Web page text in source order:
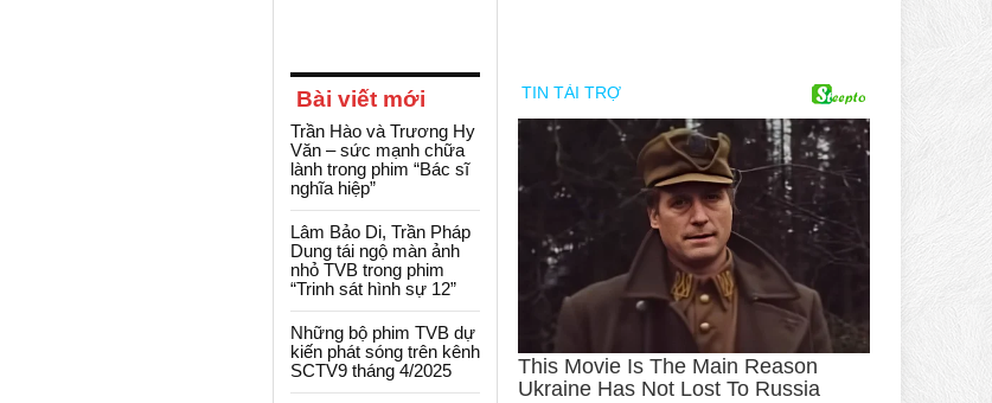
Bài viết mới
Trần Hào và Trương Hy
Văn – sức mạnh chữa
lành trong phim “Bác sĩ
nghĩa hiệp”
Lâm Bảo Di, Trần Pháp
Dung tái ngộ màn ảnh
nhỏ TVB trong phim
“Trinh sát hình sự 12”
Những bộ phim TVB dự
kiến phát sóng trên kênh
SCTV9 tháng 4/2025